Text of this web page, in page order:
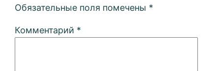
Обязательные поля помечены *
Комментарий *